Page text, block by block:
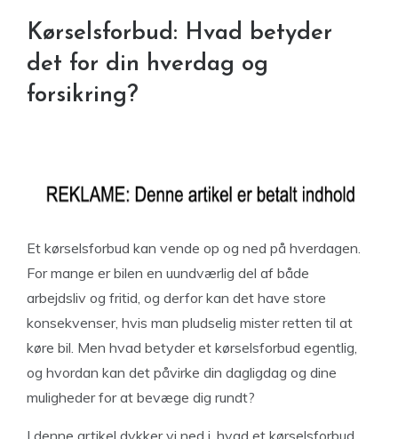
Kørselsforbud: Hvad betyder
det for din hverdag og
forsikring?
Et kørselsforbud kan vende op og ned på hverdagen.
For mange er bilen en uundværlig del af både
arbejdsliv og fritid, og derfor kan det have store
konsekvenser, hvis man pludselig mister retten til at
køre bil. Men hvad betyder et kørselsforbud egentlig,
og hvordan kan det påvirke din dagligdag og dine
muligheder for at bevæge dig rundt?
I denne artikel dykker vi ned i, hvad et kørselsforbud